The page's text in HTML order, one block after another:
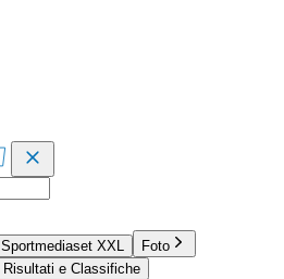
Sportmediaset XXL
Foto
Risultati e Classifiche